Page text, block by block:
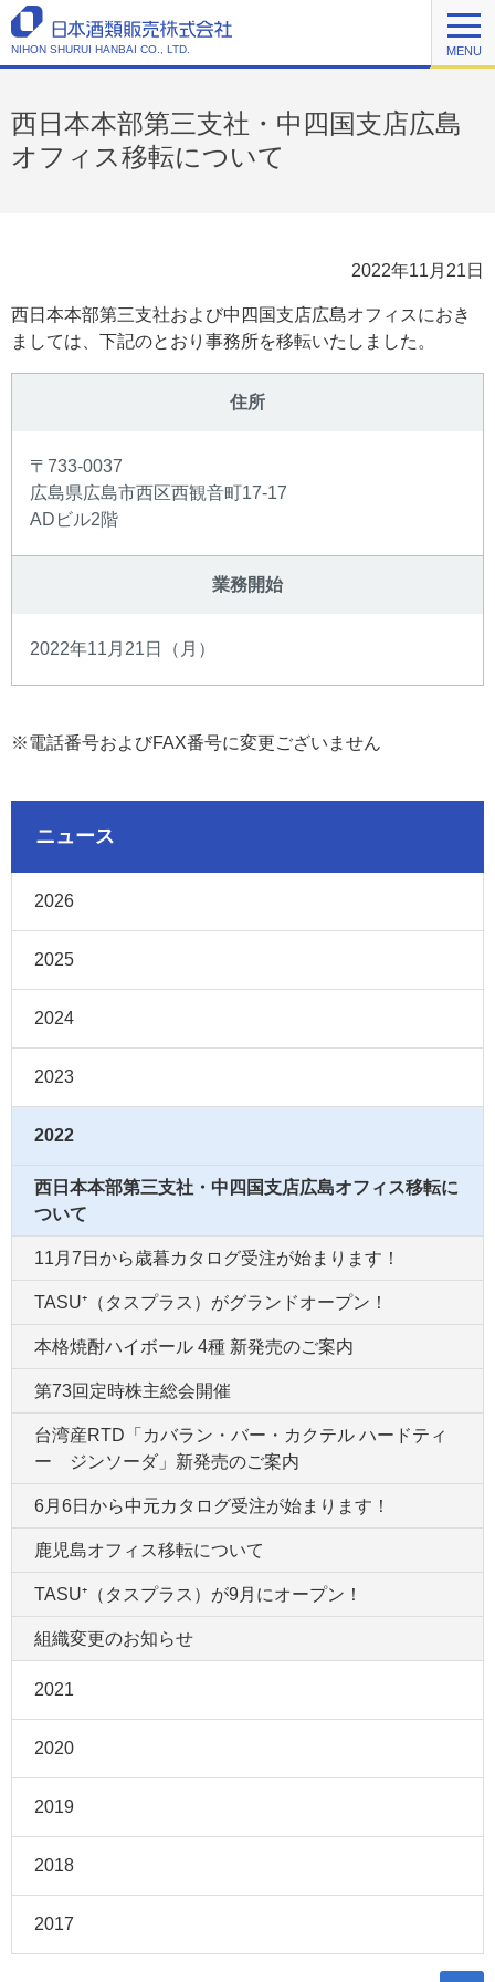
NIHON SHURUI HANBAI CO., LTD. MENU
西日本本部第三支社・中四国支店広島
オフィス移転について
2022年11月21日
西日本本部第三支社および中四国支店広島オフィスにおき
ましては、下記のとおり事務所を移転いたしました。
住所
〒733-0037
広島県広島市西区西観音町17-17
ADビル2階
業務開始
2022年11月21日（月）
※電話番号およびFAX番号に変更ございません
ニュース
2026
2025
2024
2023
2022
西日本本部第三支社・中四国支店広島オフィス移転に
ついて
11月7日から歳暮カタログ受注が始まります！
TASU⁺（タスプラス）がグランドオープン！
本格焼酎ハイボール 4種 新発売のご案内
第73回定時株主総会開催
台湾産RTD「カバラン・バー・カクテル ハードティ
ー ジンソーダ」新発売のご案内
6月6日から中元カタログ受注が始まります！
鹿児島オフィス移転について
TASU⁺（タスプラス）が9月にオープン！
組織変更のお知らせ
2021
2020
2019
2018
2017